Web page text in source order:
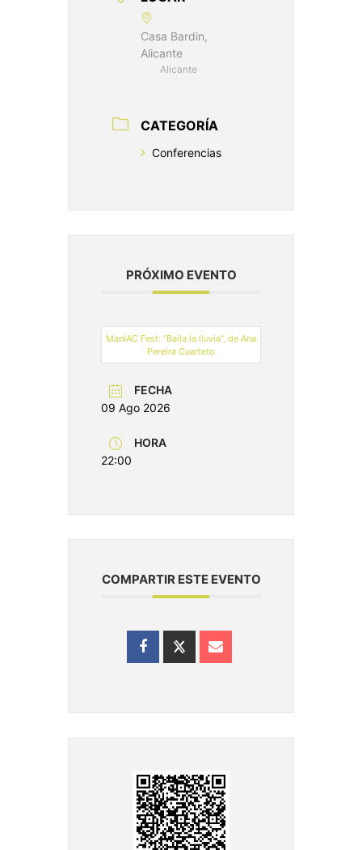
Casa Bardin,
Alicante
Alicante
CATEGORÍA
Conferencias
PRÓXIMO EVENTO
ManIAC Fest: “Baila la lluvia”, de Ana
Pereira Cuarteto
FECHA
09 Ago 2026
HORA
22:00
COMPARTIR ESTE EVENTO